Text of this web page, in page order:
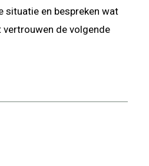
situatie en bespreken wat
de volgende